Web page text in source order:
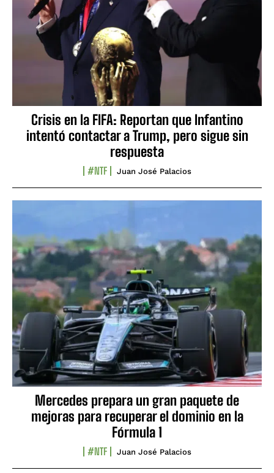
Crisis en la FIFA: Reportan que Infantino
intentó contactar a Trump, pero sigue sin
respuesta
#NTF Juan José Palacios
Mercedes prepara un gran paquete de
mejoras para recuperar el dominio en la
Fórmula 1
#NTF Juan José Palacios